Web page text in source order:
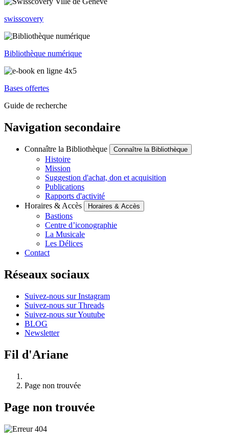
swisscovery
Bibliothèque numérique
Bases offertes
Guide de recherche
Navigation secondaire
Connaître la Bibliothèque Connaître la Bibliothèque
Histoire
Mission
Suggestion d'achat, don et acquisition
Publications
Rapports d'activité
Horaires & Accès
Horaires & Accès
Bastions
Centre d’iconographie
La Musicale
Les Délices
Contact
Réseaux sociaux
Suivez-nous sur Instagram
Suivez-nous sur Threads
Suivez-nous sur Youtube
BLOG
Newsletter
Fil d'Ariane
Page non trouvée
Page non trouvée